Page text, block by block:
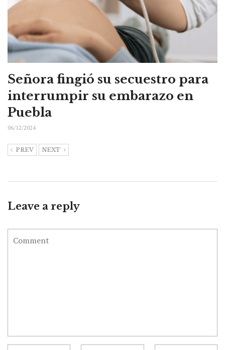
Señora fingió su secuestro para
interrumpir su embarazo en
Puebla
06/12/2024
PREV NEXT
Leave a reply